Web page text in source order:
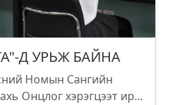
Д УРЬЖ БАЙНА
Номын Сангийн
Онцлог хэрэгцээт ир...